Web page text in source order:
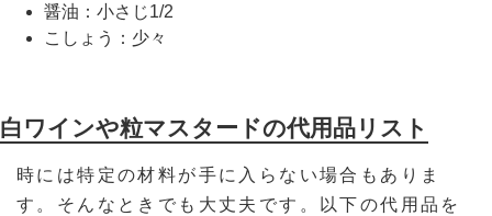
醤油：小さじ1/2
こしょう：少々
白ワインや粒マスタードの代用品リスト
時には特定の材料が手に入らない場合もありま
す。そんなときでも大丈夫です。以下の代用品を